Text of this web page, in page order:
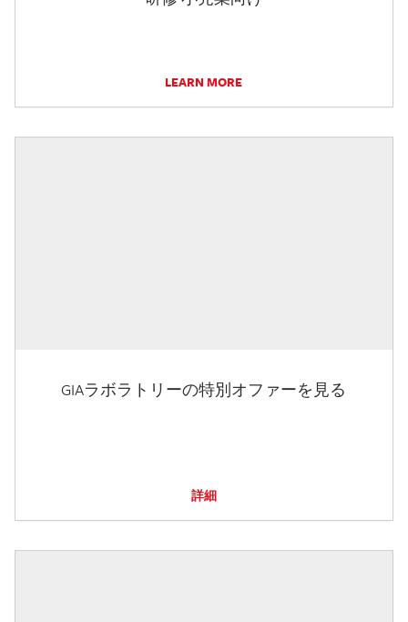
LEARN MORE
GIAラボラトリーの特別オファーを見る
詳細